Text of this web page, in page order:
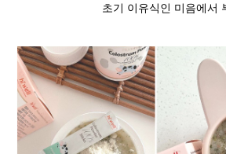
초기 이유식인 미음에서